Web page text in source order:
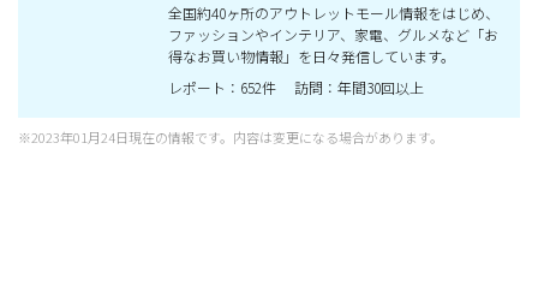
全国約40ヶ所のアウトレットモール情報をはじめ、
ファッションやインテリア、家電、グルメなど「お
得なお買い物情報」を日々発信しています。
レポート：652件 訪問：年間30回以上
※2023年01月24日現在の情報です。内容は変更になる場合があります。